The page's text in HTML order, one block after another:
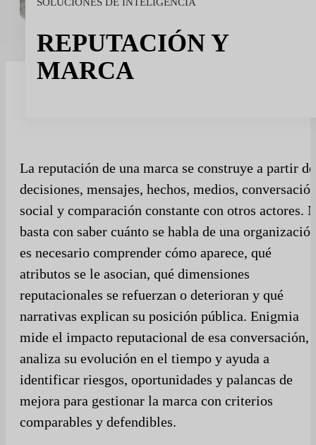
Sport
Deporte y talento
Medios de comunicación e informes
Instituciones públicas
REPUTACIÓN Y
MARCA
La reputación de una marca se construye a partir de
decisiones, mensajes, hechos, medios,
social y comparación constante con otros actores.
basta con saber cuánto se habla de una
es necesario comprender cómo aparece, qué
atributos se le asocian, qué dimensiones
reputacionales se refuerzan o deterioran y qué
narrativas explican su posición pública. Enigmia
mide el impacto reputacional de esa conversación,
analiza su evolución en el tiempo y ayuda a
identificar riesgos, oportunidades y palancas de
mejora para gestionar la marca con criterios
comparables y defendibles.